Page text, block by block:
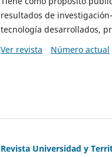
resultados de
tecnología desarrollados,
Ver revista
Número actual
Revista Universidad y